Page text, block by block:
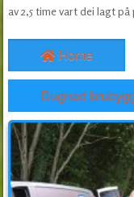
av 2,5 time vart dei lagt
Home
Dugnad